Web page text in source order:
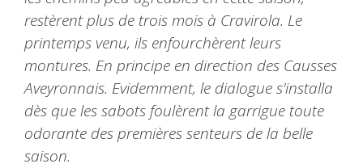
restèrent plus de trois mois à Cravirola. Le
printemps venu, ils enfourchèrent leurs
montures. En principe en direction des Causses
Aveyronnais. Evidemment, le dialogue s’installa
dès que les sabots foulèrent la garrigue toute
odorante des premières senteurs de la belle
saison.